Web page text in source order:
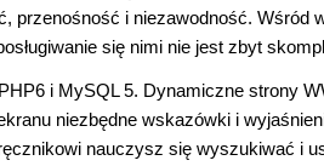
przenośność i niezawodność. Wśród
się nimi nie jest zbyt
i MySQL 5. Dynamiczne strony
niezbędne wskazówki i
nauczysz się wyszukiwać i